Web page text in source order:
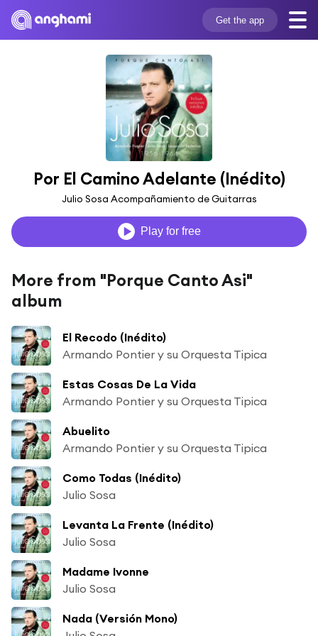
Get the app
Por El Camino Adelante (Inédito)
Julio Sosa Acompañamiento de Guitarras
Play for free
More from "Porque Canto Asi"
album
El Recodo (Inédito)
Armando Pontier y su Orquesta Tipica
Estas Cosas De La Vida
Armando Pontier y su Orquesta Tipica
Abuelito
Armando Pontier y su Orquesta Tipica
Como Todas (Inédito)
Julio Sosa
Levanta La Frente (Inédito)
Julio Sosa
Madame Ivonne
Julio Sosa
Nada (Versión Mono)